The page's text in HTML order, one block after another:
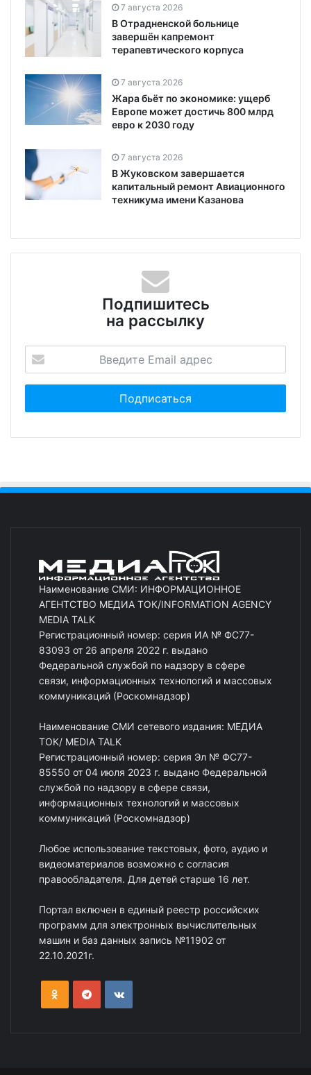
7 августа 2026
В Отрадненской больнице
завершён капремонт
терапевтического корпуса
7 августа 2026
Жара бьёт по экономике: ущерб
Европе может достичь 800 млрд
евро к 2030 году
7 августа 2026
В Жуковском завершается
капитальный ремонт Авиационного
техникума имени Казанова
Подпишитесь
на рассылку
Наименование СМИ: ИНФОРМАЦИОННОЕ
АГЕНТСТВО МЕДИА ТОК/INFORMATION AGENCY
MEDIA TALK
Регистрационный номер: серия ИА № ФС77-
83093 от 26 апреля 2022 г. выдано
Федеральной службой по надзору в сфере
связи, информационных технологий и массовых
коммуникаций (Роскомнадзор)
Наименование СМИ сетевого издания: МЕДИА
ТОК/ MEDIA TALK
Регистрационный номер: серия Эл № ФС77-
85550 от 04 июля 2023 г. выдано Федеральной
службой по надзору в сфере связи,
информационных технологий и массовых
коммуникаций (Роскомнадзор)
Любое использование текстовых, фото, аудио и
видеоматериалов возможно с согласия
правообладателя. Для детей старше 16 лет.
Портал включен в единый реестр российских
программ для электронных вычислительных
машин и баз данных запись №11902 от
22.10.2021г.